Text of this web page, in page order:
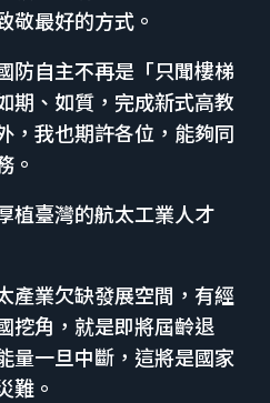
敬最好的方式。
防自主不再是「只聞樓梯
期、如質，完成新式高教
，我也期許各位，能夠同
。
植臺灣的航太工業人才
產業欠缺發展空間，有經
挖角，就是即將屆齡退
量一旦中斷，這將是國家
難。